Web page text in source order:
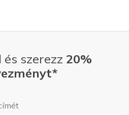
szerezz 20%